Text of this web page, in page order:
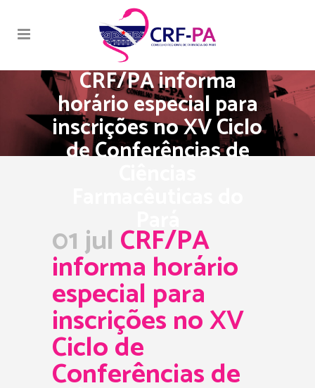
CRF/PA informa
horário especial para
inscrições no XV Ciclo
de Conferências de
Pará
01 jul CRF/PA
informa horário
especial para
inscrições no XV
Ciclo de
Conferências de